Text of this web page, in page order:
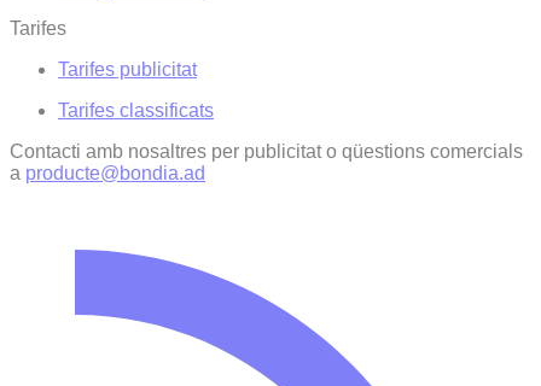
Tarifes
Tarifes publicitat
Tarifes classificats
Contacti amb nosaltres per publicitat o qüestions comercials
a producte@bondia.ad